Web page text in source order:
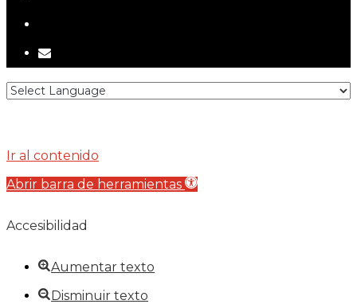
email
Ir al contenido
Abrir barra de herramientas
Accesibilidad
Aumentar texto
Disminuir texto